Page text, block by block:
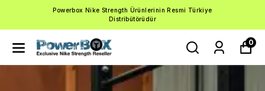
Powerbox Nike Strength Ürünlerinin Resmi Türkiye
Distribütörüdür
0